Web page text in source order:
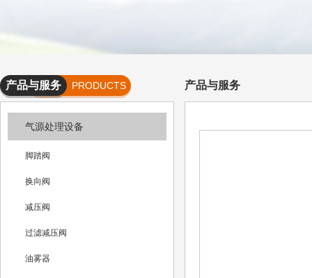
产品与服务
PRODUCTS
SERVICES
气源处理设备
脚踏阀
换向阀
减压阀
过滤减压阀
油雾器
产品与服务